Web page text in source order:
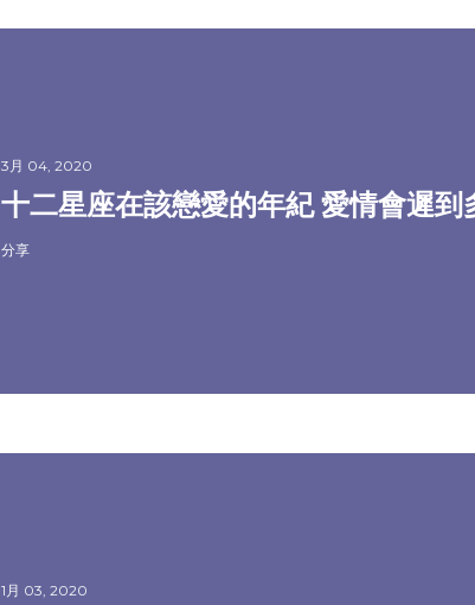
3月 04, 2020
十二星座在該戀愛的年紀 愛情會遲到
分享
1月 03, 2020